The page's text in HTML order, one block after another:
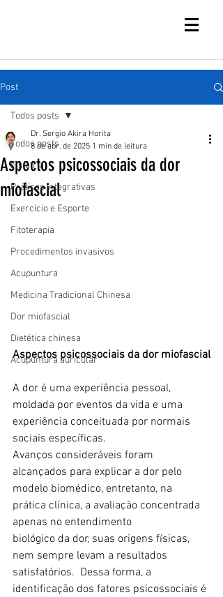
Post
Todos posts
Fisiatria
Práticas integrativas
Exercício e Esporte
Fitoterapia
Procedimentos invasivos
Acupuntura
Medicina Tradicional Chinesa
Dor miofascial
Dietética chinesa
Acupuntura auricular
Todos posts
Aspectos psicossociais da dor
miofascial
Dr. Sergio Akira Horita
8 de abr. de 2025 1 min de leitura
Aspectos psicossociais da dor miofascial
A dor é uma experiência pessoal,
moldada por eventos da vida e uma
experiência conceituada por normais
sociais específicas.
Avanços consideráveis foram
alcançados para explicar a dor pelo
modelo biomédico, entretanto, na
prática clínica, a avaliação concentrada
apenas no entendimento
biológico da dor, suas origens físicas,
nem sempre levam a resultados
satisfatórios.  Dessa forma, a
identificação dos fatores psicossociais é